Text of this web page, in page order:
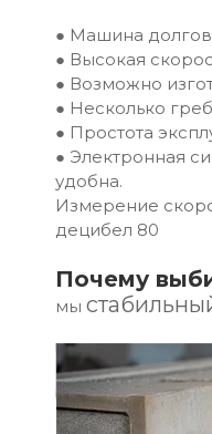
● Машина
● Высокая
● Возможно
● Несколько
● Простота
● Электронная
удобна.
Измерение
децибел 80
Почему
мы